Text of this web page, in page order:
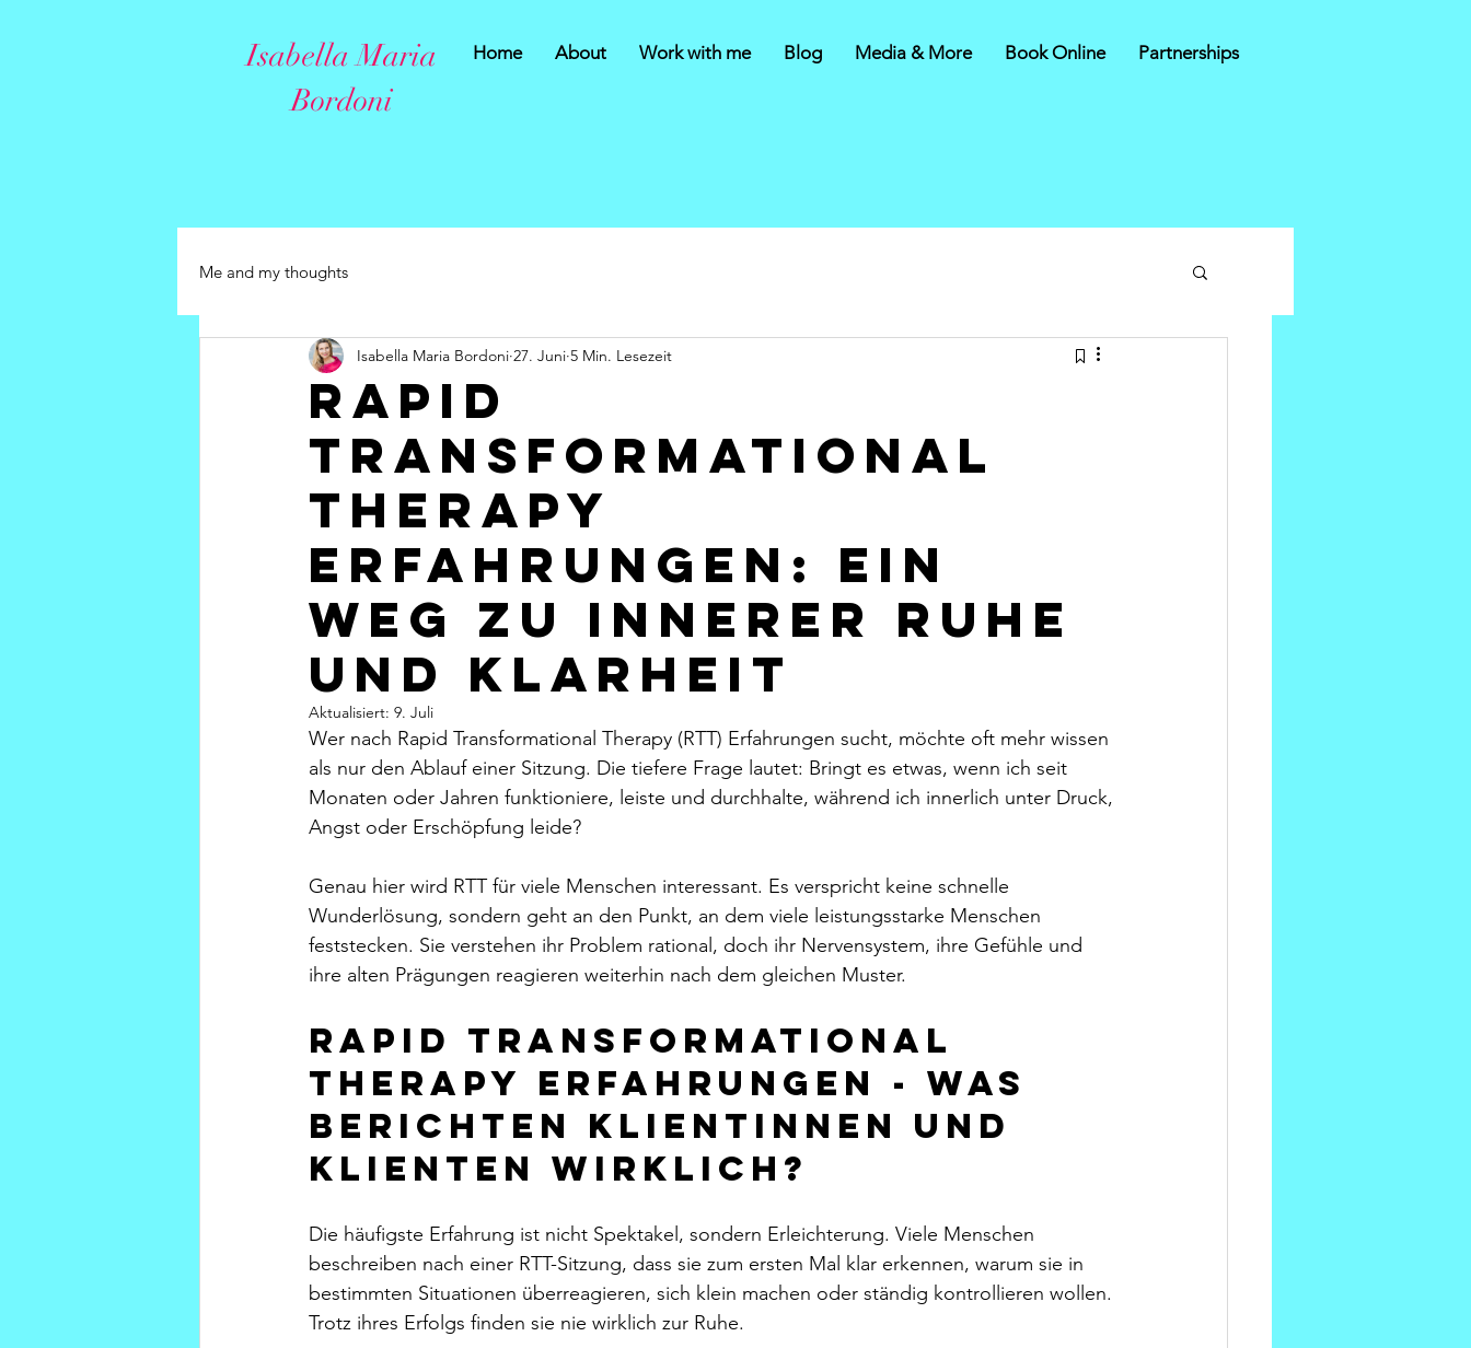
Isabella Maria
Bordoni
Home About Work with me Blog Media & More Book Online Partnerships
Me and my thoughts
Rapid
Transformational
Therapy
Erfahrungen: Ein
Weg zu innerer Ruhe
und Klarheit
Isabella Maria Bordoni 27. Juni 5 Min. Lesezeit
Aktualisiert: 9. Juli
Wer nach Rapid Transformational Therapy (RTT) Erfahrungen sucht, möchte oft mehr wissen
als nur den Ablauf einer Sitzung. Die tiefere Frage lautet: Bringt es etwas, wenn ich seit
Monaten oder Jahren funktioniere, leiste und durchhalte, während ich innerlich unter Druck,
Angst oder Erschöpfung leide?
Genau hier wird RTT für viele Menschen interessant. Es verspricht keine schnelle
Wunderlösung, sondern geht an den Punkt, an dem viele leistungsstarke Menschen
feststecken. Sie verstehen ihr Problem rational, doch ihr Nervensystem, ihre Gefühle und
ihre alten Prägungen reagieren weiterhin nach dem gleichen Muster.
Rapid Transformational
Therapy Erfahrungen - Was
berichten Klientinnen und
Klienten wirklich?
Die häufigste Erfahrung ist nicht Spektakel, sondern Erleichterung. Viele Menschen
beschreiben nach einer RTT-Sitzung, dass sie zum ersten Mal klar erkennen, warum sie in
bestimmten Situationen überreagieren, sich klein machen oder ständig kontrollieren wollen.
Trotz ihres Erfolgs finden sie nie wirklich zur Ruhe.